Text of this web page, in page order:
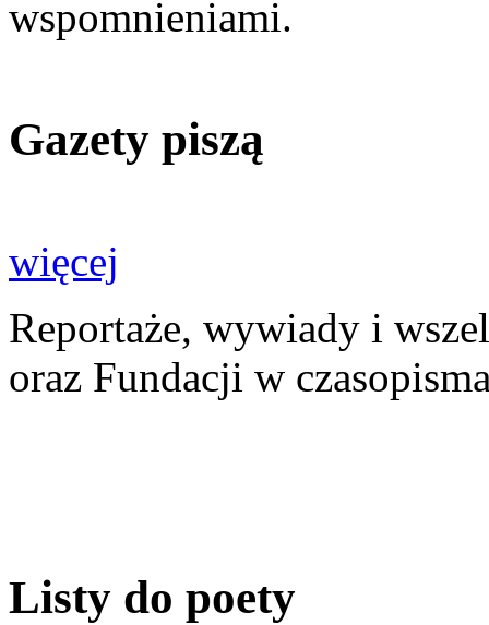
wspomnieniami.
Gazety piszą
więcej
Reportaże, wywiady i
oraz Fundacji w
Listy do poety